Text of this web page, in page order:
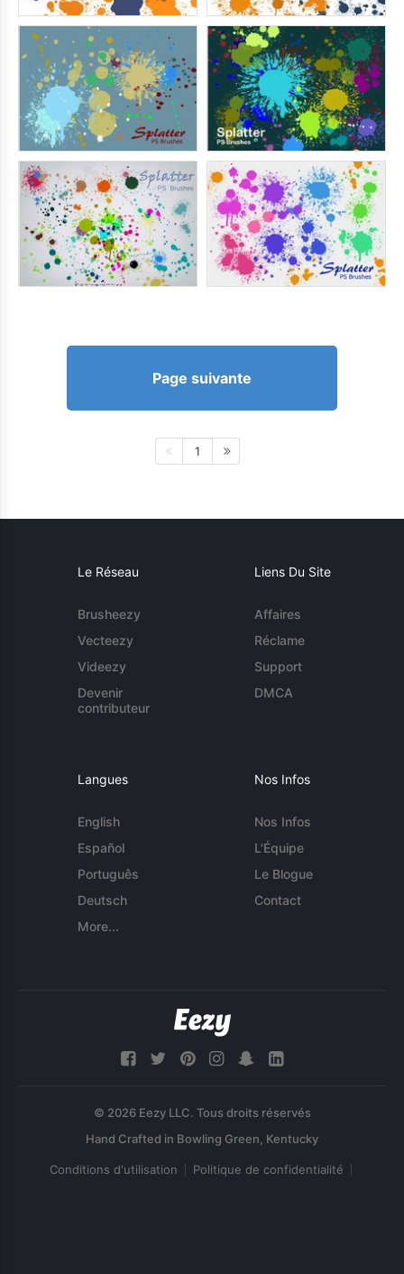
Page suivante
1
Le Réseau
Brusheezy
Vecteezy
Videezy
Devenir
contributeur
Liens Du Site
Affaires
Réclame
Support
DMCA
Langues
English
Español
Português
Deutsch
More...
Nos Infos
Nos Infos
L'Équipe
Le Blogue
Contact
© 2026 Eezy LLC. Tous droits réservés
Conditions d'utilisation Politique de confidentialité